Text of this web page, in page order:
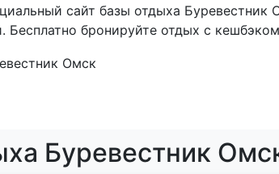
сайт базы отдыха
Бесплатно бронируйте отдых с
Буревестник